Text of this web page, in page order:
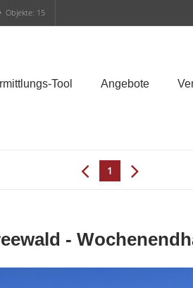
Objekte: 15
Tool Angebote
1
-